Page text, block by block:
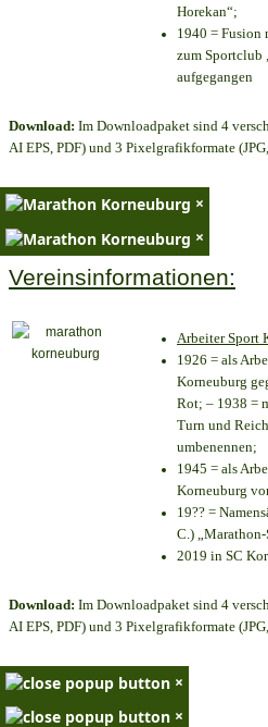
Horekan“;
1940 = Fusion
zum Sportclub
aufgegangen
Download: Im Downloadpaket sind 4
AI EPS, PDF) und 3 Pixelgrafikformate
×
×
Vereinsinformationen:
Arbeiter Sport
1926 = als
Korneuburg
Rot; – 1938 =
Turn und
umbenennen;
1945 = als
Korneuburg
19?? =
C.)
2019 in SC
Download: Im Downloadpaket sind 4
AI EPS, PDF) und 3 Pixelgrafikformate
×
×